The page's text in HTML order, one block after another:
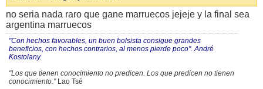
no seria nada raro que gane marruecos jejeje y la final sea
argentina marruecos
"Con hechos favorables, un buen bolsista consigue grandes
beneficios, con hechos contrarios, al menos pierde poco". André
Kostolany.
"Los que tienen conocimiento no predicen. Los que predicen no tienen
conocimiento."Lao Tsé